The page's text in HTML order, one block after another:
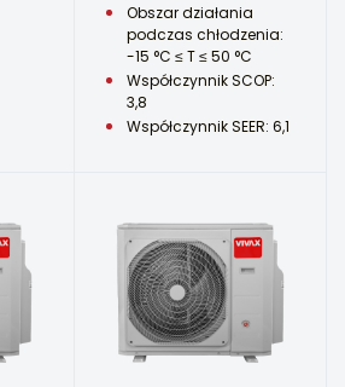
Obszar działania
podczas chłodzenia:
-15 °C ≤ T ≤ 50 °C
Współczynnik SCOP:
3,8
Współczynnik SEER: 6,1